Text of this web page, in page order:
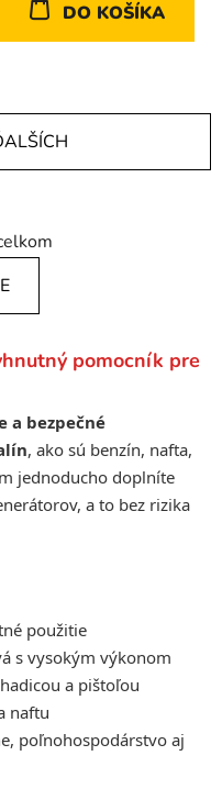
DO KOŠÍKA
pomocník pre
a bezpečné
, ako sú benzín, nafta,
jednoducho doplníte
a to bez rizika
použitie
s vysokým výkonom
a pištoľou
naftu
poľnohospodárstvo aj